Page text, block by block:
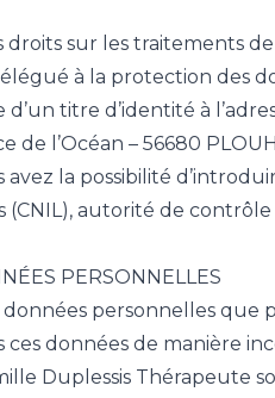
sur les traitements
à la protection des
titre d’identité à
de l’Océan – 56680
la possibilité
(CNIL), autorité de
PERSONNELLES
personnelles que
données de manière
Duplessis Thérapeute